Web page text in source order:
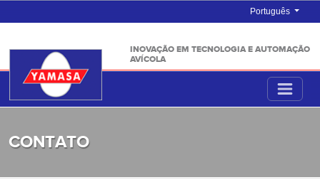
Português
INOVAÇÃO EM TECNOLOGIA E AUTOMAÇÃO
AVÍCOLA
CONTATO